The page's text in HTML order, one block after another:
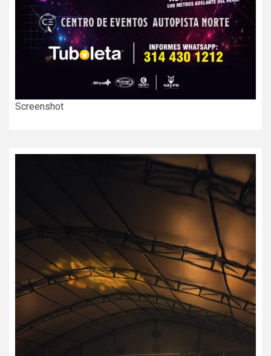
Screenshot